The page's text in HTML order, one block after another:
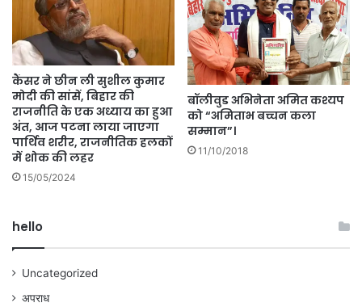
कैंसर ने छीन ली सुशील कुमार
मोदी की सांसें, बिहार की
राजनीति के एक अध्याय का हुआ
अंत, आज पटना लाया जाएगा
पार्थिव शरीर, राजनीतिक हलकों
में शोक की लहर
15/05/2024
बॉलीवुड अभिनेता अमित कश्यप
को “अमिताभ बच्चन कला
सम्मान”।
11/10/2018
hello
Uncategorized
अपराध